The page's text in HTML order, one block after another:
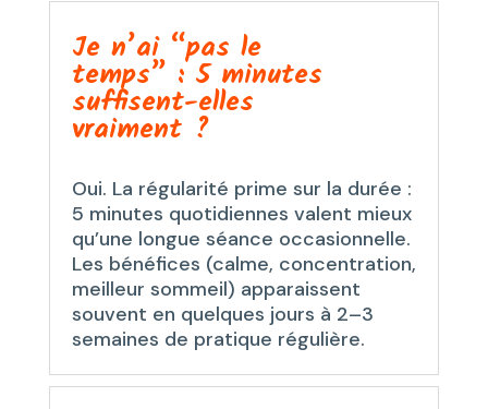
Je n’ai “pas le
temps” : 5 minutes
suffisent-elles
vraiment ?
Oui. La régularité prime sur la durée :
5 minutes quotidiennes valent mieux
qu’une longue séance occasionnelle.
Les bénéfices (calme, concentration,
meilleur sommeil) apparaissent
souvent en quelques jours à 2–3
semaines de pratique régulière.